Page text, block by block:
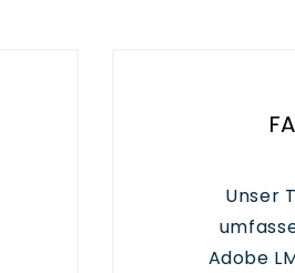
Unser
Adobe